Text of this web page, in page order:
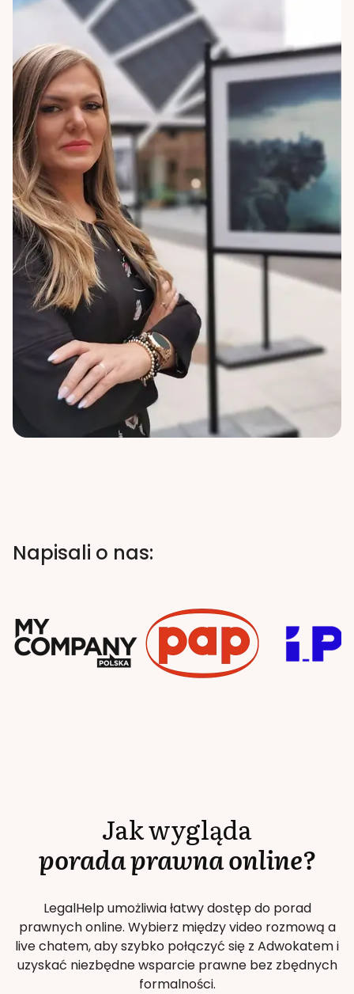
Napisali o nas:
Jak wygląda
porada prawna online?
LegalHelp umożliwia łatwy dostęp do porad
prawnych online. Wybierz między video rozmową a
live chatem, aby szybko połączyć się z Adwokatem i
uzyskać niezbędne wsparcie prawne bez zbędnych
formalności.